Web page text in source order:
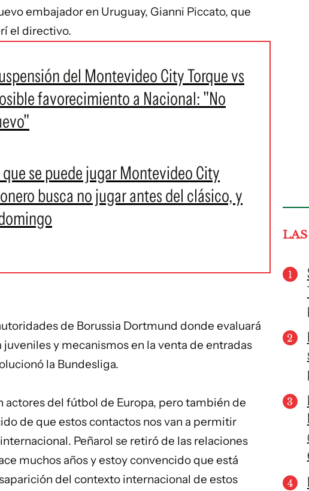
embajador en Uruguay, Gianni Piccato, que
el directivo.
del Montevideo City Torque vs
favorecimiento a Nacional: "No
se puede jugar Montevideo City
busca no jugar antes del clásico, y
de Borussia Dortmund donde evaluará
y mecanismos en la venta de entradas
la Bundesliga.
actores del fútbol de Europa, pero también de
de que estos contactos nos van a permitir
Peñarol se retiró de las relaciones
muchos años y estoy convencido que está
del contexto internacional de estos